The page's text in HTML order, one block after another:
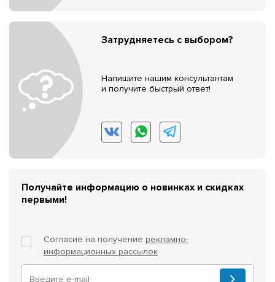
Затрудняетесь с выбором?
Напишите нашим консультантам
и получите быстрый ответ!
Получайте информацию о новинках и скидках
первыми!
Согласие на получение рекламно-
информационных рассылок